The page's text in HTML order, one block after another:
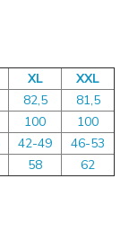
XL
XXL
82,5
81,5
100
100
42-49
46-53
58 62